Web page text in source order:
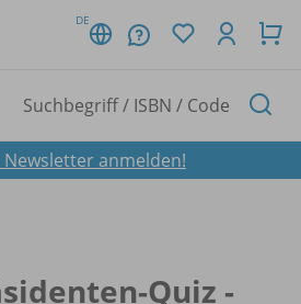
DE
Newsletter anmelden!
Quiz -